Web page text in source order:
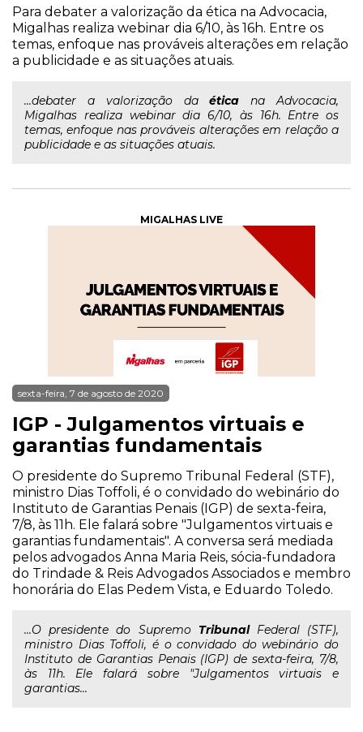
Para debater a valorização da ética na Advocacia,
Migalhas realiza webinar dia 6/10, às 16h. Entre os
temas, enfoque nas prováveis alterações em relação
a publicidade e as situações atuais.
...debater a valorização daética na Advocacia,
Migalhas realiza webinar dia 6/10, às 16h. Entre os
temas, enfoque nas prováveis alterações em relação a
publicidade e as situações atuais.
MIGALHAS LIVE
sexta-feira, 7 de agosto de 2020
IGP - Julgamentos virtuais e
garantias fundamentais
O presidente do Supremo Tribunal Federal (STF),
ministro Dias Toffoli, é o convidado do webinário do
Instituto de Garantias Penais (IGP) de sexta-feira,
7/8, às 11h. Ele falará sobre "Julgamentos virtuais e
garantias fundamentais". A conversa será mediada
pelos advogados Anna Maria Reis, sócia-fundadora
do Trindade & Reis Advogados Associados e membro
honorária do Elas Pedem Vista, e Eduardo Toledo.
...O presidente do Supremo TribunalFederal (STF),
ministro Dias Toffoli, é o convidado do webinário do
Instituto de Garantias Penais (IGP) de sexta-feira, 7/8,
às 11h. Ele falará sobre "Julgamentos virtuais e
garantias...